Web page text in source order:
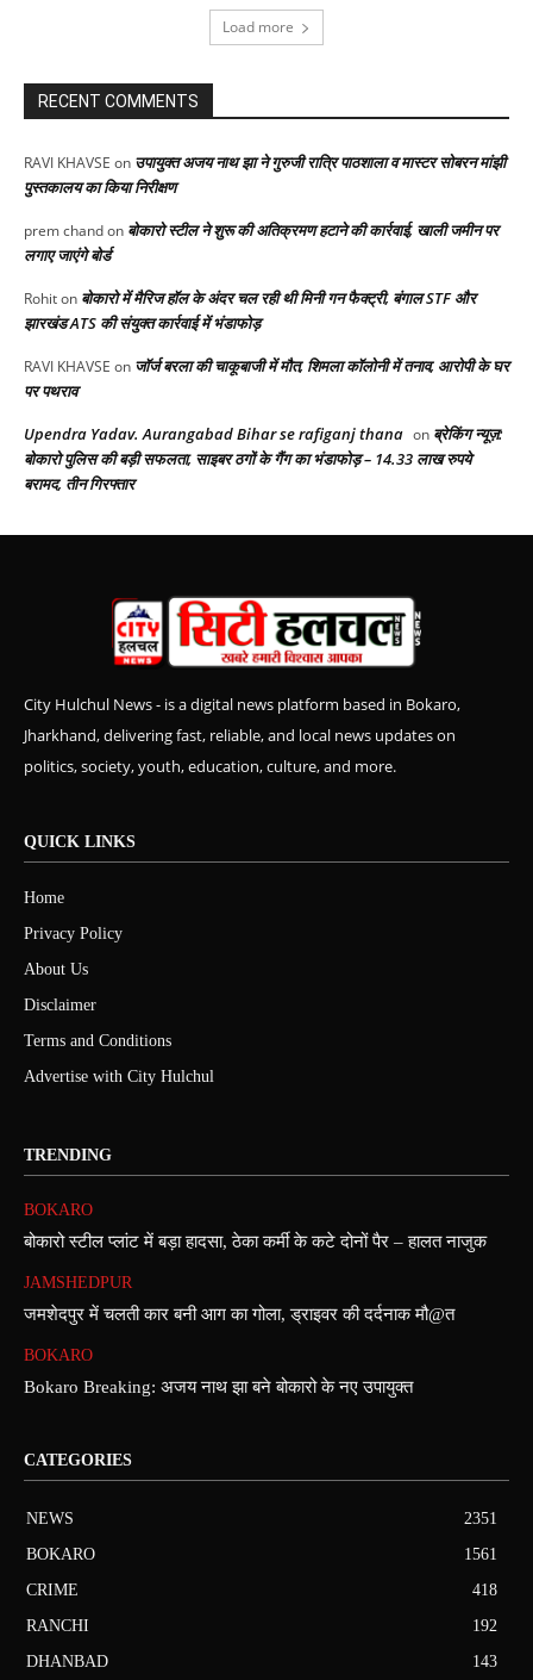
Load more
RECENT COMMENTS
RAVI KHAVSE on उपायुक्त अजय नाथ झा ने गुरुजी रात्रि पाठशाला व मास्टर सोबरन मांझी
पुस्तकालय का किया निरीक्षण
prem chandon बोकारो स्टील ने शुरू की अतिक्रमण हटाने की कार्रवाई, खाली जमीन पर
लगाए जाएंगे बोर्ड
Rohiton बोकारो में मैरिज हॉल के अंदर चल रही थी मिनी गन फैक्ट्री, बंगाल STF और
झारखंड ATS की संयुक्त कार्रवाई में भंडाफोड़
RAVI KHAVSE on जॉर्ज बरला की चाकूबाजी में मौत, शिमला कॉलोनी में तनाव, आरोपी के घर
पर पथराव
Upendra Yadav. Aurangabad Bihar se rafiganj thana on ब्रेकिंग न्यूज़:
बोकारो पुलिस की बड़ी सफलता, साइबर ठगों के गैंग का भंडाफोड़ – 14.33 लाख रुपये
बरामद, तीन गिरफ्तार
City Hulchul News - is a digital news platform based in Bokaro,
Jharkhand, delivering fast, reliable, and local news updates on
politics, society, youth, education, culture, and more.
QUICK LINKS
Home
Privacy Policy
About Us
Disclaimer
Terms and Conditions
Advertise with City Hulchul
TRENDING
BOKARO
बोकारो स्टील प्लांट में बड़ा हादसा, ठेका कर्मी के कटे दोनों पैर – हालत नाजुक
JAMSHEDPUR
जमशेदपुर में चलती कार बनी आग का गोला, ड्राइवर की दर्दनाक मौ@त
BOKARO
Bokaro Breaking: अजय नाथ झा बने बोकारो के नए उपायुक्त
CATEGORIES
NEWS
2351
BOKARO
1561
CRIME
418
RANCHI
192
DHANBAD
143